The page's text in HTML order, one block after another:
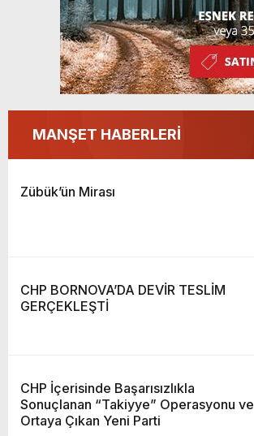
MANŞET HABERLERİ
Zübük’ün Mirası
CHP BORNOVA’DA DEVİR TESLİM
GERÇEKLEŞTİ
CHP İçerisinde Başarısızlıkla
Sonuçlanan “Takiyye” Operasyonu ve
Ortaya Çıkan Yeni Parti